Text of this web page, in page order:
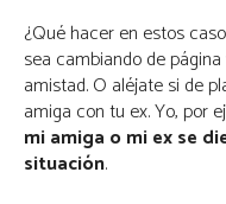
¿Qué hacer en estos
sea cambiando de
amistad. O aléjate si de
amiga con tu ex. Yo, por
mi amiga o mi ex se
situación.